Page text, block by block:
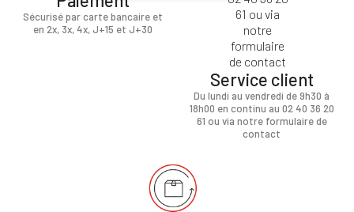
Sécurisé par carte bancaire et
en 2x, 3x, 4x, J+15 et J+30
Service client
Du lundi au vendredi de 9h30 à
18h00 en continu au 02 40 36 20
61 ou via notre formulaire de
contact